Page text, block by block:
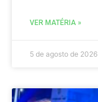
VER MATÉRIA »
5 de agosto de 2026